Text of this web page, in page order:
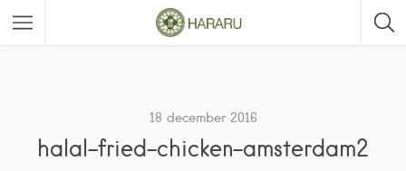
18 december 2016
halal-fried-chicken-amsterdam2